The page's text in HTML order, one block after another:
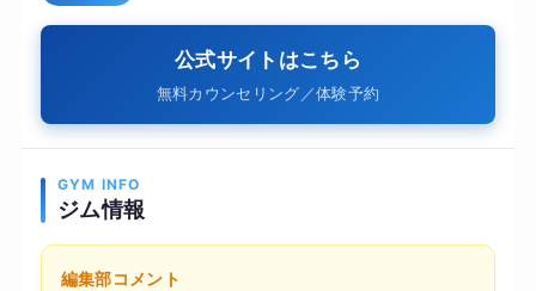
公式サイトはこちら
無料カウンセリング／体験予約
GYM INFO
ジム情報
編集部コメント